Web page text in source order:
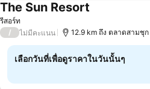
รีสอร์ท
The Sun Resort
/ ไม่มีคะแนน 12.9 km ถึง ตลาดสามชุก
เลือกวันที่เพื่อดูราคาในวันนั้นๆ